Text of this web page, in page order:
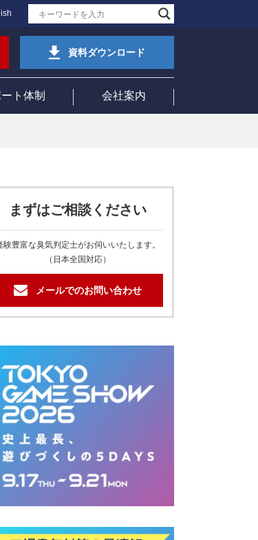
資料ダウンロード
ト体制 会社案内
まずはご相談ください
験豊富な臭気判定士がお伺いいたします。
（日本全国対応）
メールでのお問い合わせ